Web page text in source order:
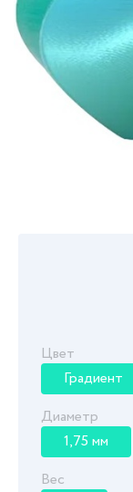
Цвет
Градиент
Диаметр
1,75 мм
Вес